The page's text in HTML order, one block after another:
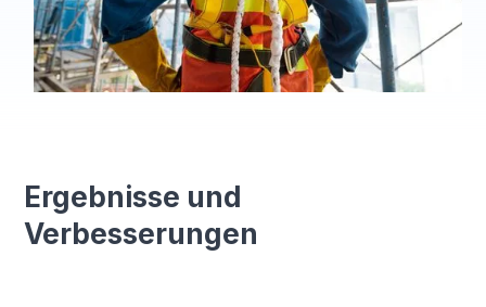
Ergebnisse und
Verbesserungen